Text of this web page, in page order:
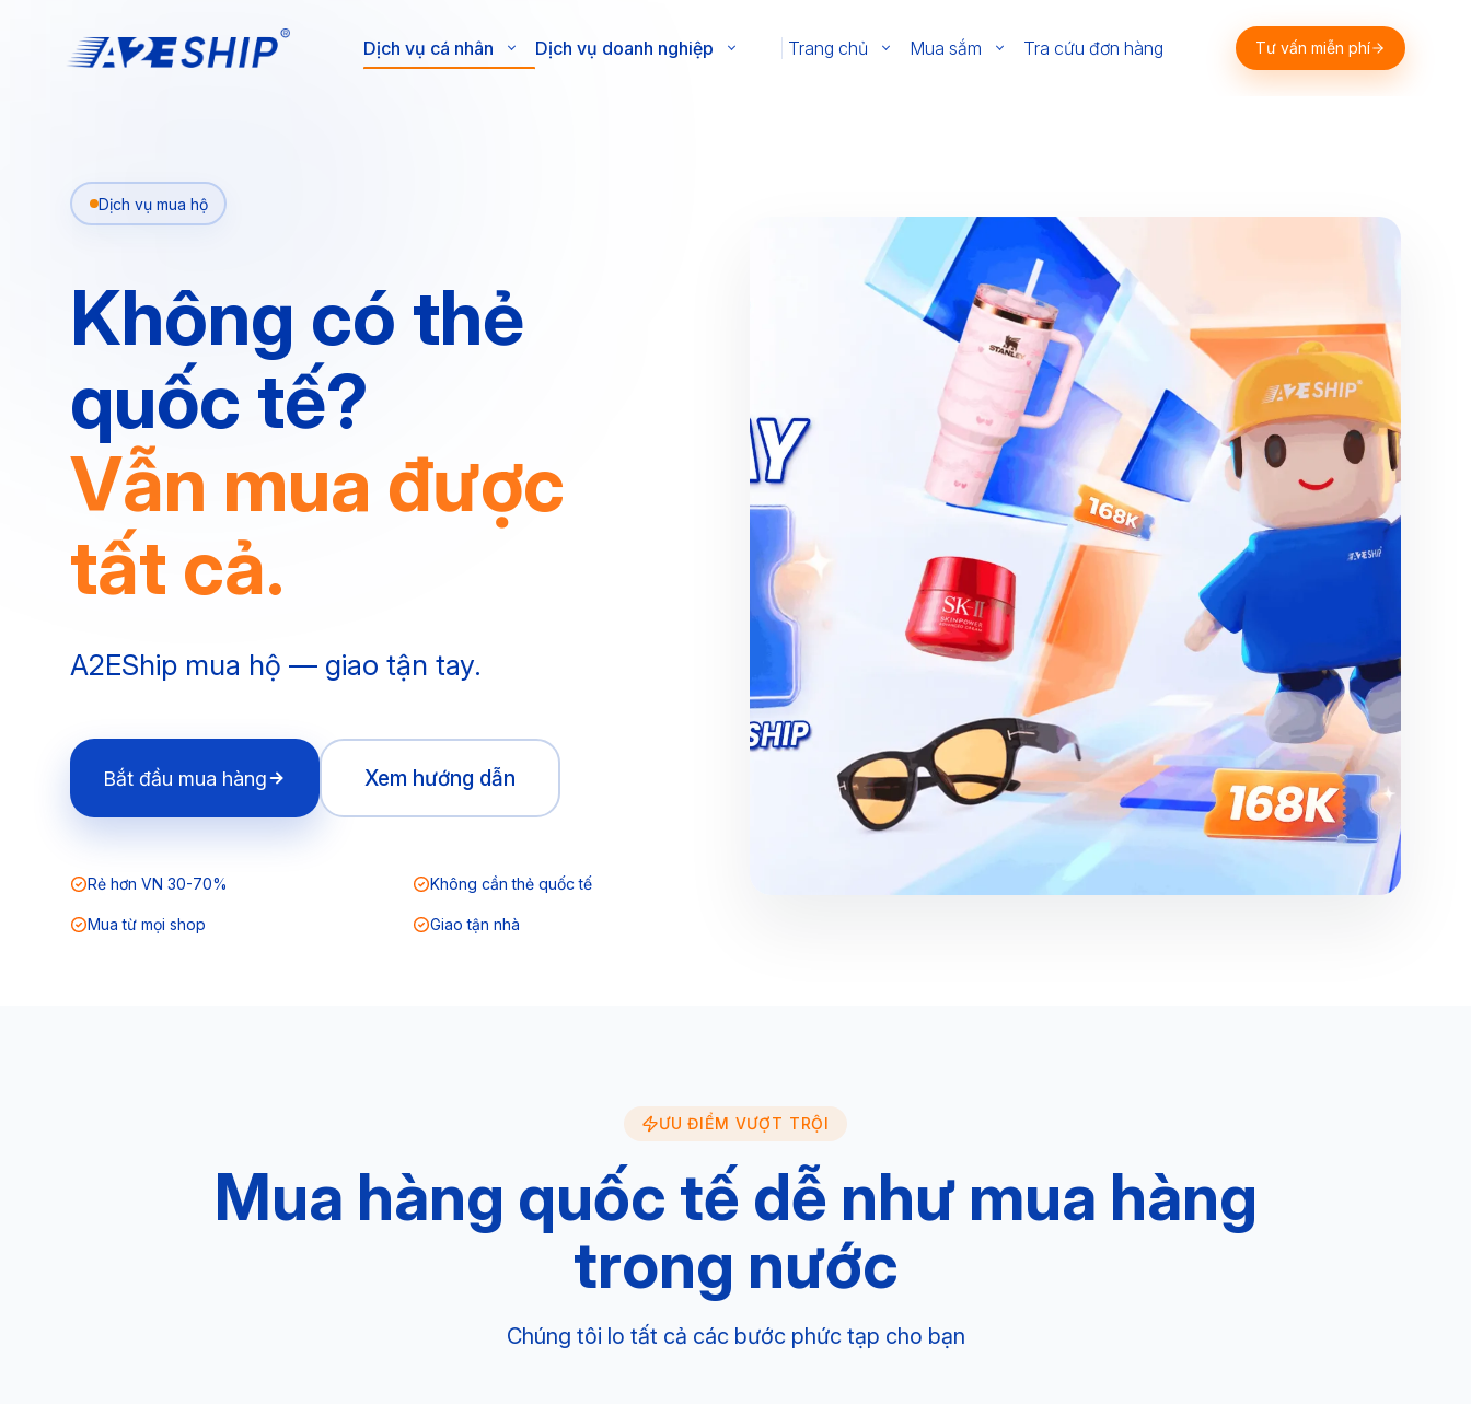
Dịch vụ cá nhân Dịch vụ doanh nghiệp Trang chủ Mua sắm Tra cứu đơn hàng Tư vấn miễn phí
Dịch vụ mua hộ
Không có thẻ
quốc tế?
Vẫn mua được
tất cả.
A2EShip mua hộ — giao tận tay.
Bắt đầu mua hàng Xem hướng dẫn
Rẻ hơn VN 30-70% Không cần thẻ quốc tế
Mua từ mọi shop Giao tận nhà
ƯU ĐIỂM VƯỢT TRỘI
Mua hàng quốc tế dễ như mua hàng
trong nước
Chúng tôi lo tất cả các bước phức tạp cho bạn